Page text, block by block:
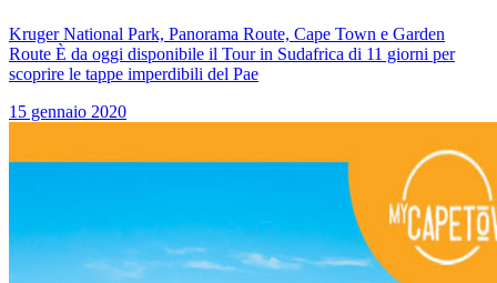
Kruger National Park, Panorama Route, Cape Town e Garden
Route È da oggi disponibile il Tour in Sudafrica di 11 giorni per
scoprire le tappe imperdibili del Pae
15 gennaio 2020